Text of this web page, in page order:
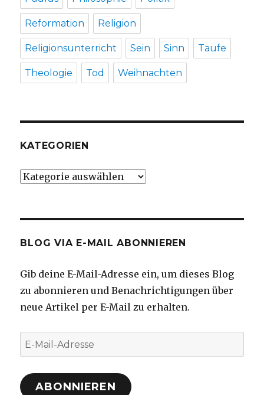
Reformation Religion
Religionsunterricht Sein Sinn Taufe
Theologie Tod Weihnachten
KATEGORIEN
Kategorien
BLOG VIA E-MAIL ABONNIEREN
Gib deine E-Mail-Adresse ein, um dieses Blog
zu abonnieren und Benachrichtigungen über
neue Artikel per E-Mail zu erhalten.
E-
Mail-
Adresse
ABONNIEREN